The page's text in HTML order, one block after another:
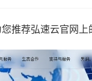
推荐弘速云官网上